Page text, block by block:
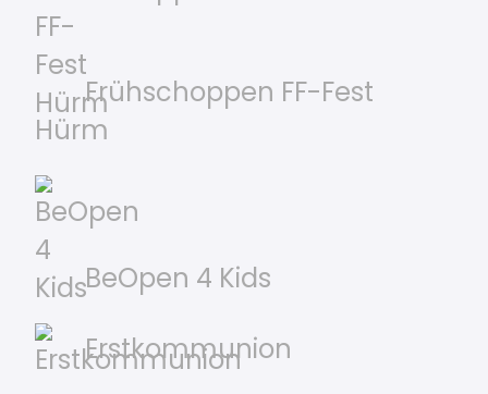
Frühschoppen FF-Fest
Hürm
BeOpen 4 Kids
Erstkommunion